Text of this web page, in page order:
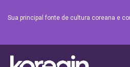
Sua principal fonte de cultura coreana e